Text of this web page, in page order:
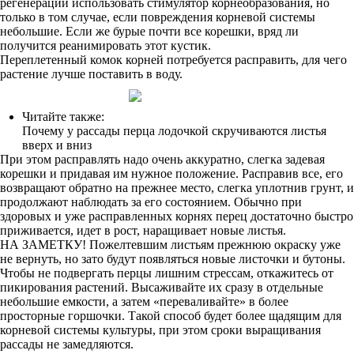
регенерации использовать стимулятор корнеобразования, но
только в том случае, если повреждения корневой системы
небольшие. Если же бурые почти все корешки, вряд ли
получится реанимировать этот кустик.
Переплетенный комок корней потребуется расправить, для чего
растение лучше поставить в воду.
Читайте также:
Почему у рассады перца лодочкой скручиваются листья
вверх и вниз
При этом расправлять надо очень аккуратно, слегка задевая
корешки и придавая им нужное положение. Расправив все, его
возвращают обратно на прежнее место, слегка уплотнив грунт, и
продолжают наблюдать за его состоянием. Обычно при
здоровых и уже расправленных корнях перец достаточно быстро
приживается, идет в рост, наращивает новые листья.
НА ЗАМЕТКУ! Пожелтевшим листьям прежнюю окраску уже
не вернуть, но зато будут появляться новые листочки и бутоны.
Чтобы не подвергать перцы лишним стрессам, откажитесь от
пикирования растений. Высаживайте их сразу в отдельные
небольшие емкости, а затем «переваливайте» в более
просторные горшочки. Такой способ будет более щадящим для
корневой системы культуры, при этом сроки выращивания
рассады не замедляются.